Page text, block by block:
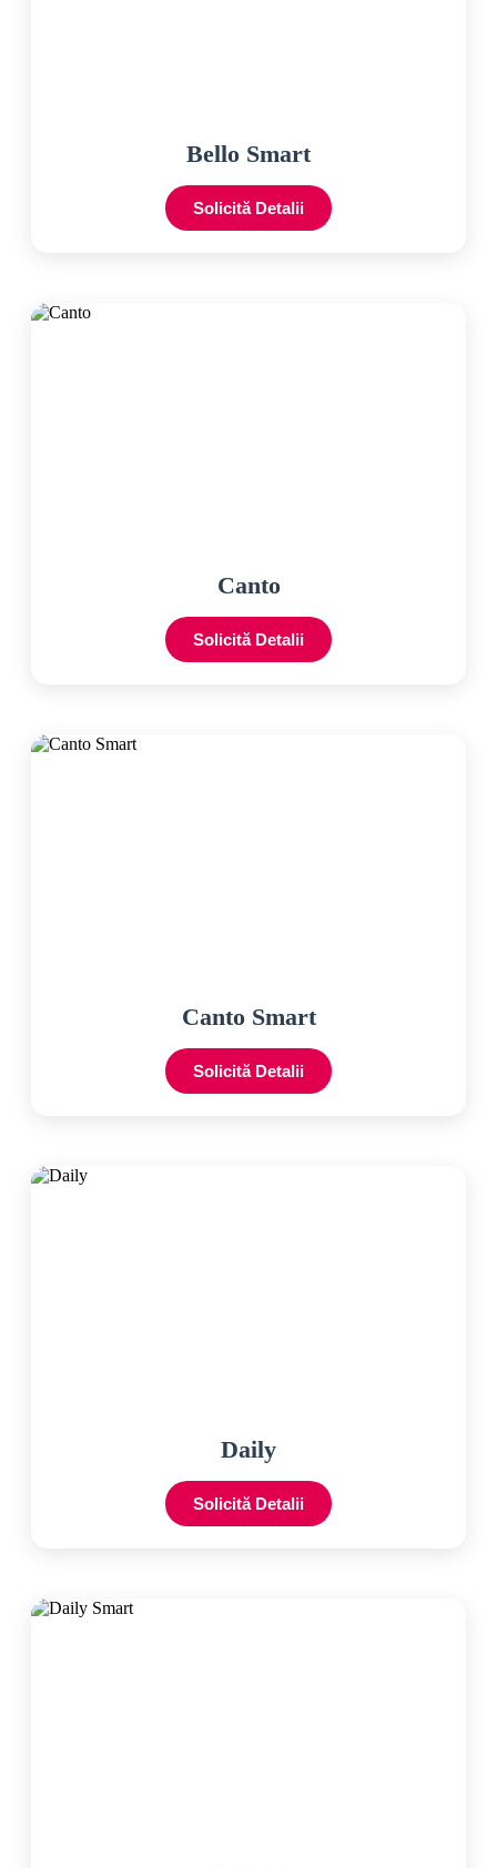
Bello Smart
Solicită Detalii
Canto
Solicită Detalii
Canto Smart
Solicită Detalii
Daily
Solicită Detalii